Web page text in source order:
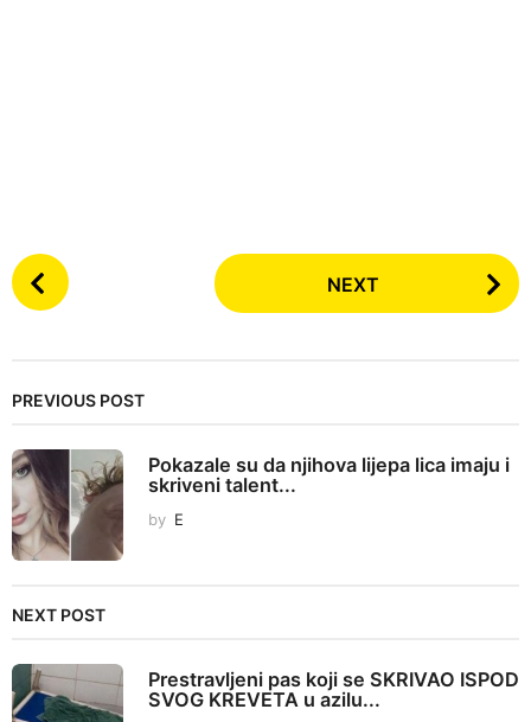
P
o
P
g
i
n
a
i
n
NEXT
PREVIOUS POST
Pokazale su da njihova lijepa lica imaju i
skriveni talent...
by E
NEXT POST
Prestravljeni pas koji se SKRIVAO ISPOD
SVOG KREVETA u azilu...